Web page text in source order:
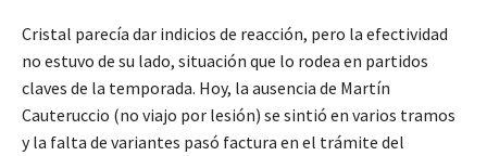
Cristal parecía dar indicios de reacción, pero la efectividad
no estuvo de su lado, situación que lo rodea en partidos
claves de la temporada. Hoy, la ausencia de Martín
Cauteruccio (no viajo por lesión) se sintió en varios tramos
y la falta de variantes pasó factura en el trámite del